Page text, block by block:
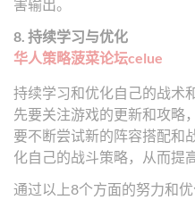
害输出。
8. 持续学习与优化
华人策略菠菜论坛celue
持续学习和优化自己的战术
先要关注游戏的更新和攻略
要不断尝试新的阵容搭配和
化自己的战斗策略，从而提
通过以上8个方面的努力和